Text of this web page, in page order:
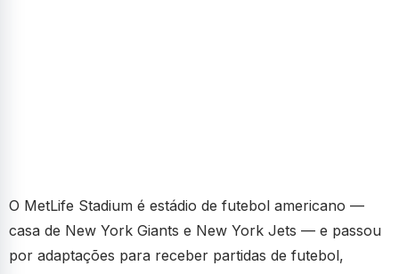
O MetLife Stadium é estádio de futebol americano —
casa de New York Giants e New York Jets — e passou
por adaptações para receber partidas de futebol,